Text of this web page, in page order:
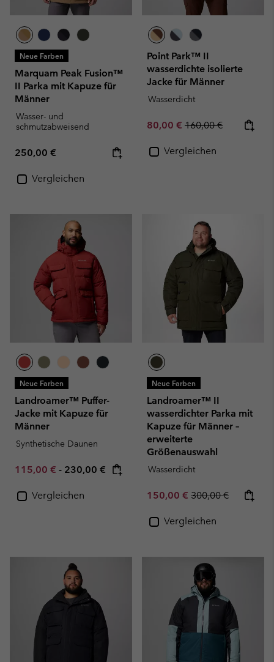
Neue Farben
Marquam Peak Fusion™
II Parka mit Kapuze für
Männer
Wasser- und
schmutzabweisend
Regular price:
250,00 €
Vergleichen
Point Park™ II
wasserdichte isolierte
Jacke für Männer
Wasserdicht
Sale price:
80,00 € Regular price:
160,00 €
Vergleichen
Neue Farben
Landroamer™ Puffer-
Jacke mit Kapuze für
Männer
Synthetische Daunen
Minimum sale price:
115,00 € - Maximum price:
230,00 €
Vergleichen
Neue Farben
Landroamer™ II
wasserdichter Parka mit
Kapuze für Männer –
erweiterte
Größenauswahl
Wasserdicht
Sale price:
150,00 € Regular price:
300,00 €
Vergleichen